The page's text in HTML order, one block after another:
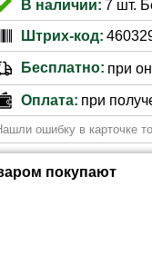
В наличии: 7 шт.
Штрих-код:
Бесплатно: при
Оплата: при
ошибку в карточке
покупают